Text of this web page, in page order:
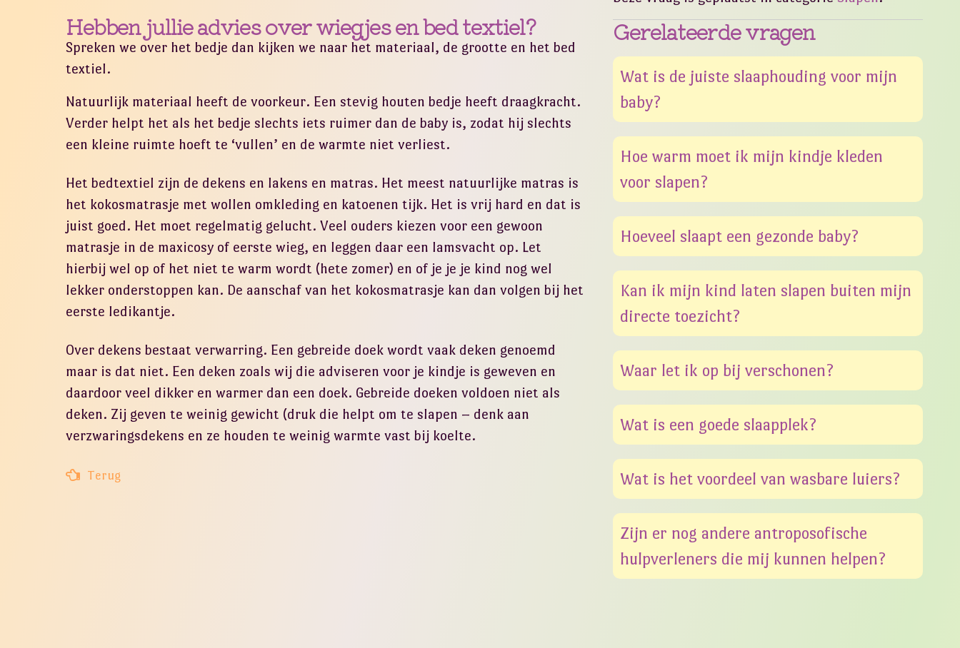
Hebben jullie advies over wiegjes en bed textiel?
Spreken we over het bedje dan kijken we naar het materiaal, de grootte en het bed
textiel.
Natuurlijk materiaal heeft de voorkeur. Een stevig houten bedje heeft draagkracht.
Verder helpt het als het bedje slechts iets ruimer dan de baby is, zodat hij slechts
een kleine ruimte hoeft te ‘vullen’ en de warmte niet verliest.
Het bedtextiel zijn de dekens en lakens en matras. Het meest natuurlijke matras is
het kokosmatrasje met wollen omkleding en katoenen tijk. Het is vrij hard en dat is
juist goed. Het moet regelmatig gelucht. Veel ouders kiezen voor een gewoon
matrasje in de maxicosy of eerste wieg, en leggen daar een lamsvacht op. Let
hierbij wel op of het niet te warm wordt (hete zomer) en of je je je kind nog wel
lekker onderstoppen kan. De aanschaf van het kokosmatrasje kan dan volgen bij het
eerste ledikantje.
Over dekens bestaat verwarring. Een gebreide doek wordt vaak deken genoemd
maar is dat niet. Een deken zoals wij die adviseren voor je kindje is geweven en
daardoor veel dikker en warmer dan een doek. Gebreide doeken voldoen niet als
deken. Zij geven te weinig gewicht (druk die helpt om te slapen – denk aan
verzwaringsdekens en ze houden te weinig warmte vast bij koelte.
Terug
Gerelateerde vragen
Wat is de juiste slaaphouding voor mijn
baby?
Hoe warm moet ik mijn kindje kleden
voor slapen?
Hoeveel slaapt een gezonde baby?
Kan ik mijn kind laten slapen buiten mijn
directe toezicht?
Waar let ik op bij verschonen?
Wat is een goede slaapplek?
Wat is het voordeel van wasbare luiers?
Zijn er nog andere antroposofische
hulpverleners die mij kunnen helpen?